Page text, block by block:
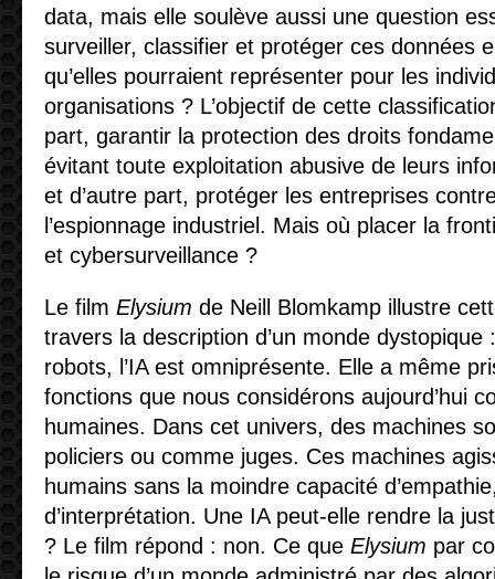
data, mais elle soulève aussi une question
surveiller, classifier et protéger ces données
qu’elles pourraient représenter pour les
organisations ? L’objectif de cette
part, garantir la protection des droits
évitant toute exploitation abusive de leurs
et d’autre part, protéger les entreprises
l’espionnage industriel. Mais où placer la
et cybersurveillance ?
Le film Elysium de Neill Blomkamp illustre
travers la description d’un monde
robots, l’IA est omniprésente. Elle a même
fonctions que nous considérons aujourd’hui
humaines. Dans cet univers, des machines
policiers ou comme juges. Ces machines
humains sans la moindre capacité
d’interprétation. Une IA peut-elle rendre la
? Le film répond : non. Ce que Elysium par